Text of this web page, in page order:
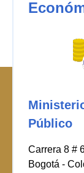
Público
Carrera 8 #
Bogotá -